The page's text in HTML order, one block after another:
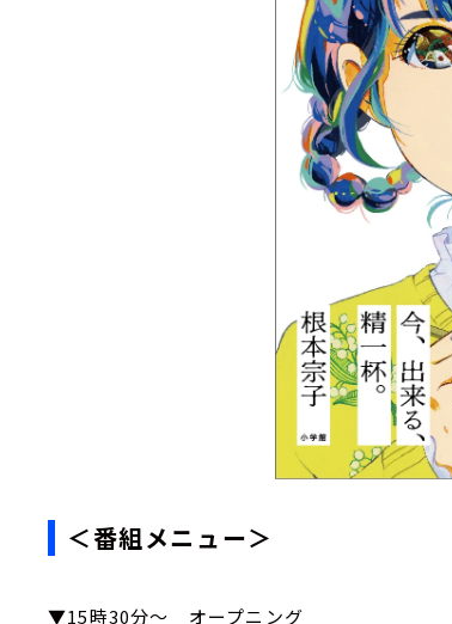
＜番組メニュー＞
▼15時30分～ オープニング